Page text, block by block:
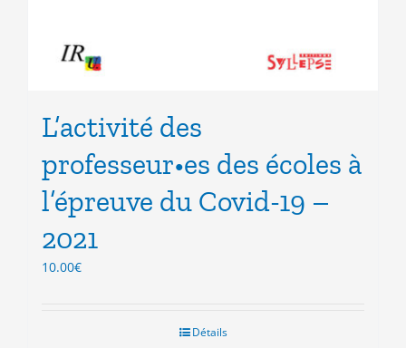
L’activité des
professeur•es des écoles à
l’épreuve du Covid-19 –
2021
10.00€
Détails